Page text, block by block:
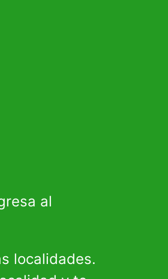
al
localidades.